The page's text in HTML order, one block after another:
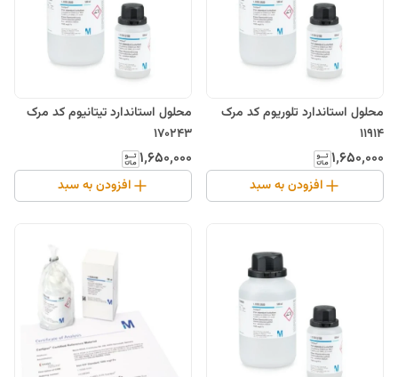
محلول استاندارد تلوریوم کد مرک
11914
۱٬۶۵۰٬۰۰۰
افزودن به سبد
محلول استاندارد تیتانیوم کد مرک
170243
۱٬۶۵۰٬۰۰۰
افزودن به سبد